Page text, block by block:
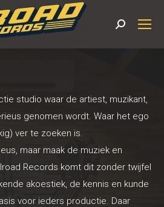
Search:
studio waar de artiest, muzikant,
genomen wordt. Waar het ego
ver te zoeken is.
maar maak de muziek en
Records komt dit zonder twijfel
akoestiek, de kennis en kunde
voor ieders productie. Daar